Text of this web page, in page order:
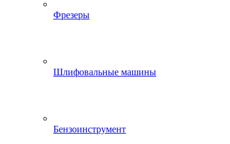
Фрезеры
Шлифовальные машины
Бензоинструмент